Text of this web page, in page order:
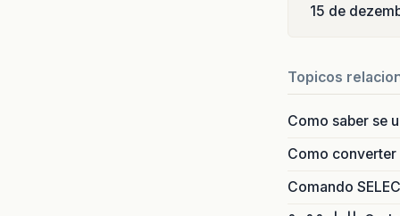
15 de
Topicos
Como saber se
Como
Comando